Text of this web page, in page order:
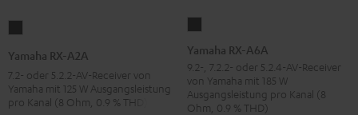
RX-
Schwarz
Yamaha RX-A2A
7.2- oder 5.2.2-AV-Receiver von
Yamaha mit 125 W Ausgangsleistung
pro Kanal (8 Ohm, 0.9 % THD)
RX-
A6A
Schwarz
Yamaha RX-A6A
9.2-, 7.2.2- oder 5.2.4-AV-Receiver
von Yamaha mit 185 W
Ausgangsleistung pro Kanal (8
Ohm, 0.9 % THD)